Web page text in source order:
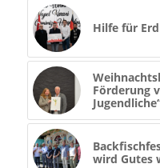
Hilfe für
Förderung
wird Gutes